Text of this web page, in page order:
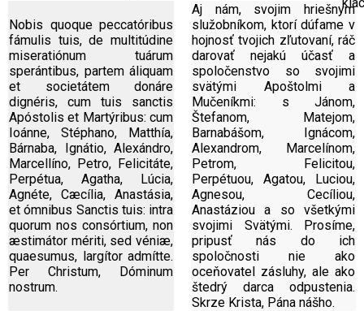
Nobis quoque peccatóribus
fámulis tuis, de multitúdine
miseratiónum tuárum
sperántibus, partem áliquam
et societátem donáre
dignéris, cum tuis sanctis
Apóstolis et Martýribus: cum
Ioánne, Stéphano, Matthía,
Bárnaba, Ignátio, Alexándro,
Marcellíno, Petro, Felicitáte,
Perpétua, Agatha, Lúcia,
Agnéte, Cæcília, Anastásia,
et ómnibus Sanctis tuis: intra
quorum nos consórtium, non
æstimátor mériti, sed véniæ,
quaesumus, largítor admítte.
Per Christum, Dóminum
nostrum.
Aj nám, svojim hriešnym
služobníkom, ktorí dúfame v
hojnosť tvojich zľutovaní, ráč
darovať nejakú účasť a
spoločenstvo so svojimi
svätými Apoštolmi a
Mučeníkmi: s Jánom,
Štefanom, Matejom,
Barnabášom, Ignácom,
Alexandrom, Marcelínom,
Petrom, Felicitou,
Perpétuou, Agatou, Luciou,
Agnesou, Cecíliou,
Anastáziou a so všetkými
svojimi Svätými. Prosíme,
pripusť nás do ich
spoločnosti nie ako
oceňovatel zásluhy, ale ako
štedrý darca odpustenia.
Skrze Krista, Pána nášho.